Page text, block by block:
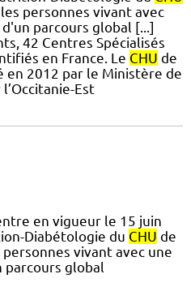
personnes vivant avec
parcours global [...]
42 Centres Spécialisés
en France. Le CHU de
2012 par le Ministère de
Est
en vigueur le 15 juin
Diabétologie du CHU de
vivant avec une
parcours global